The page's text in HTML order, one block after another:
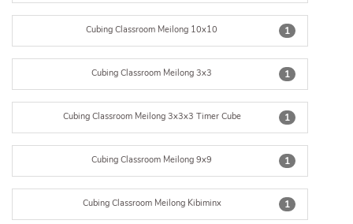
1
Cubing Classroom Meilong 10x10
1
Cubing Classroom Meilong 3x3
1
Cubing Classroom Meilong 3x3x3 Timer Cube
1
Cubing Classroom Meilong 9x9
1
Cubing Classroom Meilong Kibiminx